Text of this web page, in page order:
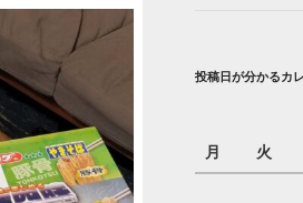
投稿日が分かるカ
月 火